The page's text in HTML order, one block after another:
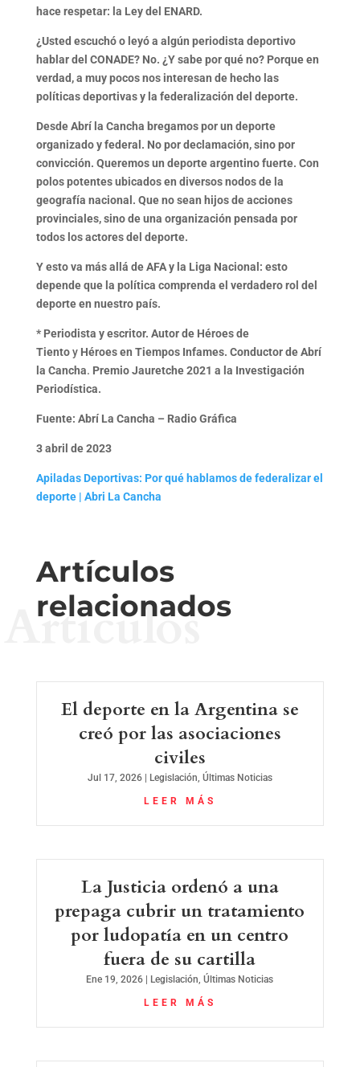
hace respetar: la Ley del ENARD.
¿Usted escuchó o leyó a algún periodista deportivo
hablar del CONADE?No. ¿Y sabe por qué no? Porque en
verdad,a muy pocos nos interesan de hecho las
políticas deportivas y la federalización del deporte.
Desde Abrí la Cancha bregamos porun deporte
organizado y federal . No por declamación, sino por
convicción. Queremos un deporte argentino fuerte. Con
polos potentes ubicados en diversos nodos de la
geografía nacional . Que no sean hijos de acciones
provinciales,sino de una organización pensada por
todos los actores del deporte.
Y esto va más allá de AFA y la Liga Nacional: esto
depende que la política comprenda el verdadero rol del
deporte en nuestro país.
* Periodista y escritor. Autor de Héroes de
Tientoy Héroes en Tiempos Infames. Conductor deAbrí
la Cancha. Premio Jauretche 2021 a la Investigación
Periodística.
Fuente: Abrí La Cancha – Radio Gráfica
3 abril de 2023
Apiladas Deportivas: Por qué hablamos de federalizar el
deporte | Abri La Cancha
Artículos
relacionados
Artículos
El deporte en la Argentina se
creó por las asociaciones
civiles
Jul 17, 2026| Legislación, Últimas Noticias
LEER MÁS
La Justicia ordenó a una
prepaga cubrir un tratamiento
por ludopatía en un centro
fuera de su cartilla
Ene 19, 2026 Legislación,Últimas Noticias
LEER MÁS